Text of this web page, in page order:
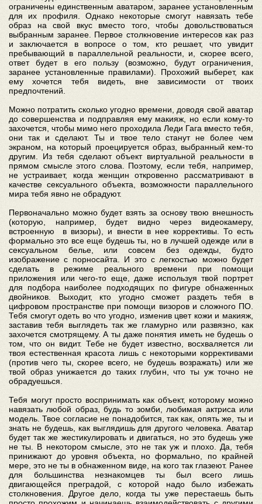
ограничены единственным аватаром, заранее установленным
для их профиля. Однако некоторые смогут навязать тебе
образ на свой вкус вместо того, чтобы довольствоваться
выбранным заранее. Первое столкновение интересов как раз
и заключается в вопросе о том, кто решает, что увидит
пребывающий в параллельной реальности, и, скорее всего,
ответ будет в его пользу (возможно, будут ограничения,
заранее установленные правилами). Прохожий выберет, как
ему хочется тебя видеть, вне зависимости от твоих
предпочтений.
Можно потратить сколько угодно времени, доводя свой аватар
до совершенства и подправляя ему макияж, но если кому-то
захочется, чтобы мимо него проходила Леди Гага вместо тебя,
они так и сделают. Ты и твое тело станут не более чем
экраном, на который проецируется образ, выбранный кем-то
другим. Из тебя сделают объект виртуальной реальности в
прямом смысле этого слова. Поэтому, если тебя, например,
не устраивает, когда женщин откровенно рассматривают в
качестве сексуального объекта, возможности параллельного
мира тебя явно не обрадуют.
Первоначально можно будет взять за основу твою внешность
(которую, например, будет видно через видеокамеру,
встроенную в визоры), и внести в нее коррективы. То есть
формально это все еще будешь ты, но в лучшей одежде или в
сексуальном белье, или совсем без одежды, будто
изображение с порносайта. И это с легкостью можно будет
сделать в режиме реального времени при помощи
приложения или чего-то еще, даже используя твой портрет
для подбора наиболее подходящих по фигуре обнаженных
двойников. Выходит, кто угодно сможет раздеть тебя в
цифровом пространстве при помощи визоров и сложного ПО.
Тебя смогут одеть во что угодно, изменив цвет кожи и макияж,
заставив тебя выглядеть так же гламурно или развязно, как
захочется смотрящему. А ты даже понятия иметь не будешь о
том, что он видит. Тебе не будет известно, восхваляется ли
твоя естественная красота лишь с некоторыми коррективами
(против чего ты, скорее всего, не будешь возражать) или же
твой образ унижается до таких глубин, что ты уж точно не
обрадуешься.
Тебя могут просто воспринимать как объект, которому можно
навязать любой образ, будь то зомби, любимая актриса или
модель. Твое согласие не понадобится, так как, опять же, ты и
знать не будешь, как выглядишь для другого человека. Аватар
будет так же жестикулировать и двигаться, но это будешь уже
не ты. В некотором смысле, это не так уж и плохо. Да, тебя
принижают до уровня объекта, но формально, по крайней
мере, это не ты в обнаженном виде, на кого так глазеют. Ранее
для большинства незнакомцев ты был всего лишь
двигающейся преградой, с которой надо было избежать
столкновения. Другое дело, когда ты уже перестаешь быть